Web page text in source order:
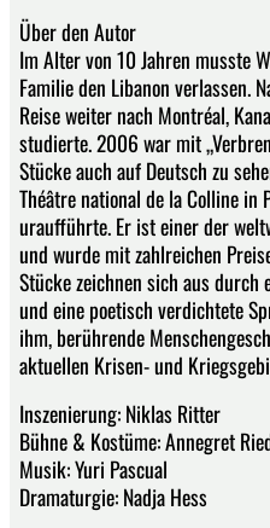
Über den Autor
Im Alter von 10 Jahren musste
Familie den Libanon verlassen.
Reise weiter nach Montréal,
studierte. 2006 war mit
Stücke auch auf Deutsch zu
Théâtre national de la Colline in
uraufführte. Er ist einer der
und wurde mit zahlreichen
Stücke zeichnen sich aus
und eine poetisch verdichtete
ihm, berührende
aktuellen Krisen- und
Inszenierung: Niklas Ritter
Bühne & Kostüme: Annegret
Musik: Yuri Pascual
Dramaturgie: Nadja Hess